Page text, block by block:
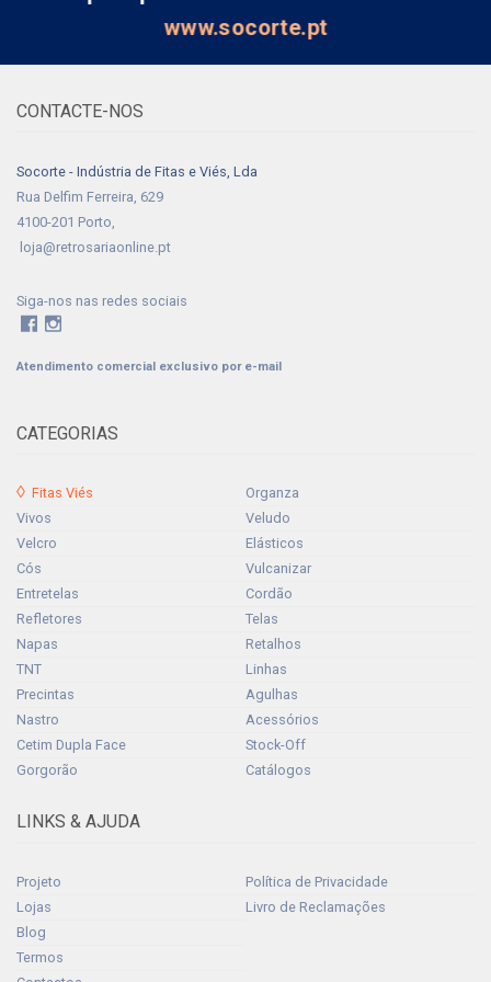
www.socorte.pt
CONTACTE-NOS
Socorte - Indústria de Fitas e Viés, Lda
Rua Delfim Ferreira, 629
4100-201 Porto,
loja@retrosariaonline.pt
Siga-nos nas redes sociais
Atendimento comercial exclusivo por e-mail
CATEGORIAS
Fitas Viés
Vivos
Velcro
Cós
Entretelas
Refletores
Napas
TNT
Precintas
Nastro
Cetim Dupla Face
Gorgorão
Organza
Veludo
Elásticos
Vulcanizar
Cordão
Telas
Retalhos
Linhas
Agulhas
Acessórios
Stock-Off
Catálogos
LINKS & AJUDA
Projeto
Lojas
Blog
Termos
Política de Privacidade
Livro de Reclamações